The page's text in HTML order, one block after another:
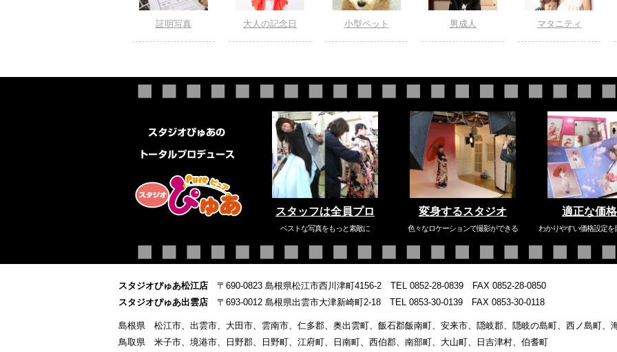
証明写真 大人の記念日 小型ペット 男成人 マタニティ
スタッフは全員プロ
ベストな写真をもっと素敵に
変身するスタジオ
色々なロケーションで撮影ができる
適正な価
わかりやすい価格設定を
スタジオぴゅあ松江店 〒690-0823 島根県松江市西川津町4156-2 TEL 0852-28-0839
FAX 0852-28-0850
スタジオぴゅあ出雲店
〒693-0012 島根県出雲市大津新崎町2-18 TEL 0853-30-0139 FAX 0853-30-0118
島根県 松江市、出雲市、大田市、雲南市、仁多郡、奥出雲町、飯石郡飯南町、安来市、隠岐郡、隠岐の島町、西ノ島町、
鳥取県 米子市、境港市、日野郡、日野町、江府町、日南町、西伯郡、南部町、大山町、日吉津村、伯耆町